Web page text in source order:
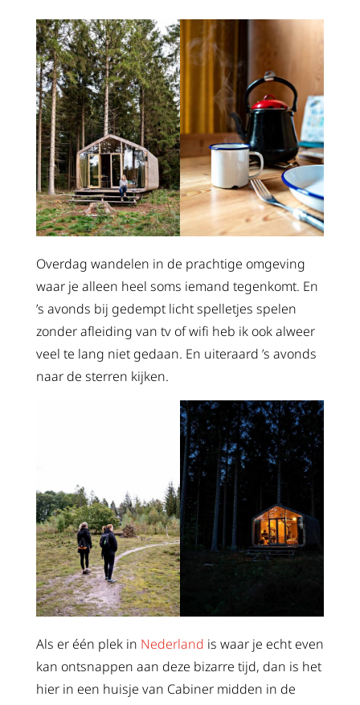
Overdag wandelen in de prachtige omgeving
waar je alleen heel soms iemand tegenkomt. En
’s avonds bij gedempt licht spelletjes spelen
zonder afleiding van tv of wifi heb ik ook alweer
veel te lang niet gedaan. En uiteraard ’s avonds
naar de sterren kijken.
Als er één plek in Nederland is waar je echt even
kan ontsnappen aan deze bizarre tijd, dan is het
hier in een huisje van Cabiner midden in de